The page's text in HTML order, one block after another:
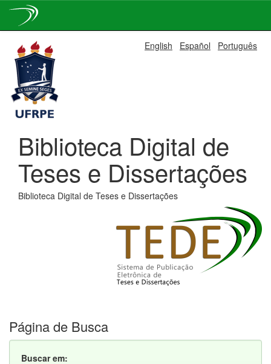
navigation
English Español Português
Biblioteca Digital de
Teses e Dissertações
Biblioteca Digital de Teses e Dissertações
Página de Busca
Buscar em: